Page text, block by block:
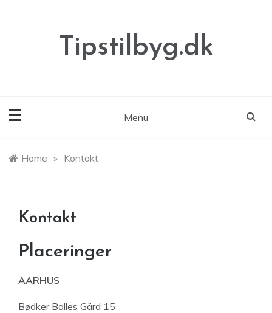
Tipstilbyg.dk
Menu
Home » Kontakt
Kontakt
Placeringer
AARHUS
Bødker Balles Gård 15